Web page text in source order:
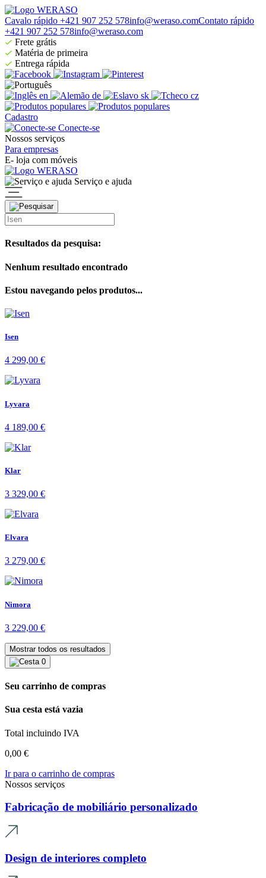
Cavalo rápido +421 907 252 578info@weraso.comContato rápido
+421 907 252 578info@weraso.com
Frete grátis
Matéria de primeira
Entrega rápida
en de sk cz
Cadastro
Conecte-se
Nossos serviços
Para empresas
E- loja com móveis
Serviço e ajuda
Resultados da pesquisa:
Nenhum resultado encontrado
Estou navegando pelos produtos...
Isen
4 299,00 €
Lyvara
4 189,00 €
Klar
3 329,00 €
Elvara
3 279,00 €
Nimora
3 229,00 €
Mostrar todos os resultados
0
Seu carrinho de compras
Sua cesta está vazia
Total incluindo IVA
0,00 €
Ir para o carrinho de compras
Nossos serviços
Fabricação de mobiliário personalizado
Design de interiores completo